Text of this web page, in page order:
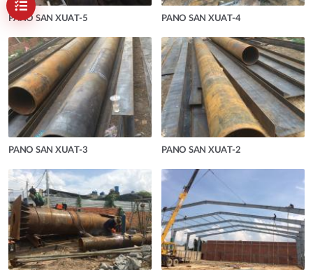
PANO SAN XUAT-5 PANO SAN XUAT-4
PANO SAN XUAT-3 PANO SAN XUAT-2